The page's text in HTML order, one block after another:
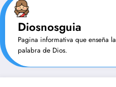
Diosnosguia
Pagina informativa que enseña la
palabra de Dios.